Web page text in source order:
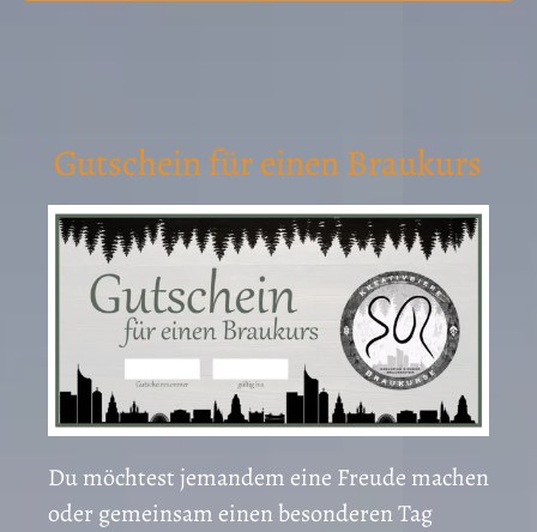
Gutschein für einen Braukurs
Du möchtest jemandem eine Freude machen
oder gemeinsam einen besonderen Tag